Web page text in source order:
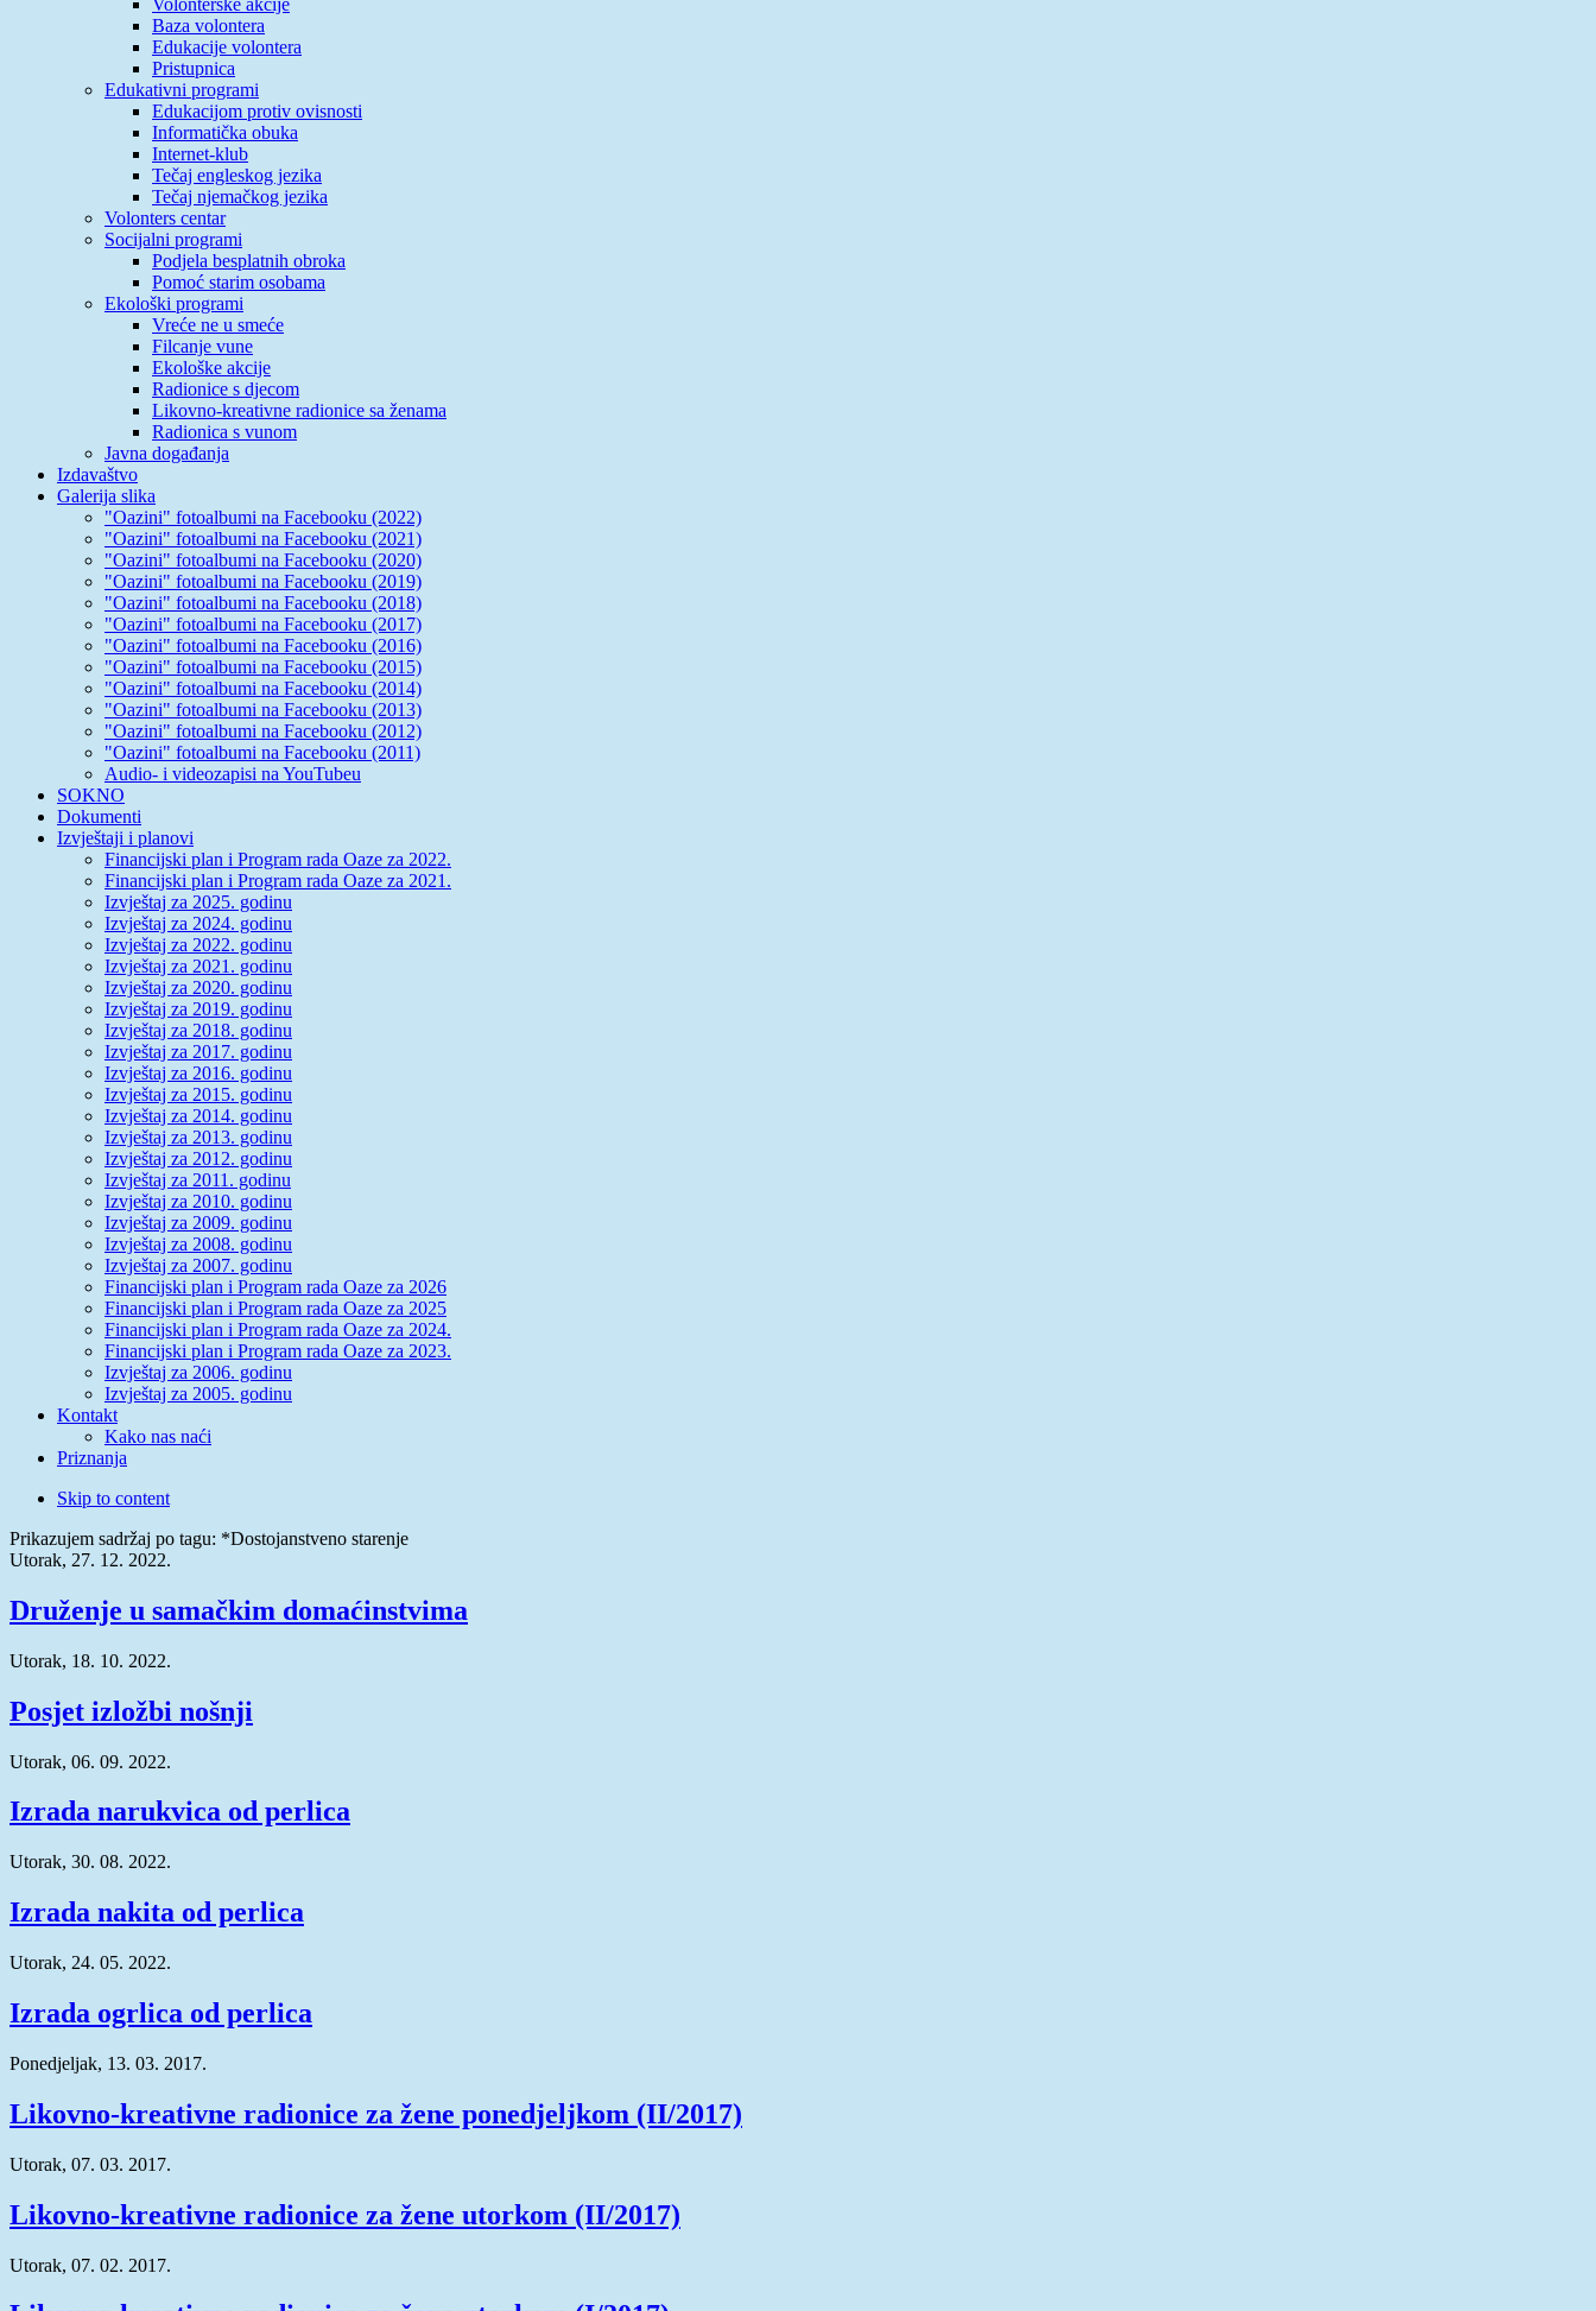
Baza volontera
Edukacije volontera
Pristupnica
Edukativni programi
Edukacijom protiv ovisnosti
Informatička obuka
Internet-klub
Tečaj engleskog jezika
Tečaj njemačkog jezika
Volonters centar
Socijalni programi
Podjela besplatnih obroka
Pomoć starim osobama
Ekološki programi
Vreće ne u smeće
Filcanje vune
Ekološke akcije
Radionice s djecom
Likovno-kreativne radionice sa ženama
Radionica s vunom
Javna događanja
Izdavaštvo
Galerija slika
"Oazini" fotoalbumi na Facebooku (2022)
"Oazini" fotoalbumi na Facebooku (2021)
"Oazini" fotoalbumi na Facebooku (2020)
"Oazini" fotoalbumi na Facebooku (2019)
"Oazini" fotoalbumi na Facebooku (2018)
"Oazini" fotoalbumi na Facebooku (2017)
"Oazini" fotoalbumi na Facebooku (2016)
"Oazini" fotoalbumi na Facebooku (2015)
"Oazini" fotoalbumi na Facebooku (2014)
"Oazini" fotoalbumi na Facebooku (2013)
"Oazini" fotoalbumi na Facebooku (2012)
"Oazini" fotoalbumi na Facebooku (2011)
Audio- i videozapisi na YouTubeu
SOKNO
Dokumenti
Izvještaji i planovi
Financijski plan i Program rada Oaze za 2022.
Financijski plan i Program rada Oaze za 2021.
Izvještaj za 2025. godinu
Izvještaj za 2024. godinu
Izvještaj za 2022. godinu
Izvještaj za 2021. godinu
Izvještaj za 2020. godinu
Izvještaj za 2019. godinu
Izvještaj za 2018. godinu
Izvještaj za 2017. godinu
Izvještaj za 2016. godinu
Izvještaj za 2015. godinu
Izvještaj za 2014. godinu
Izvještaj za 2013. godinu
Izvještaj za 2012. godinu
Izvještaj za 2011. godinu
Izvještaj za 2010. godinu
Izvještaj za 2009. godinu
Izvještaj za 2008. godinu
Izvještaj za 2007. godinu
Financijski plan i Program rada Oaze za 2026
Financijski plan i Program rada Oaze za 2025
Financijski plan i Program rada Oaze za 2024.
Financijski plan i Program rada Oaze za 2023.
Izvještaj za 2006. godinu
Izvještaj za 2005. godinu
Kontakt
Kako nas naći
Priznanja
Skip to content
Prikazujem sadržaj po tagu: *Dostojanstveno starenje
Utorak, 27. 12. 2022.
Druženje u samačkim domaćinstvima
Utorak, 18. 10. 2022.
Posjet izložbi nošnji
Utorak, 06. 09. 2022.
Izrada narukvica od perlica
Utorak, 30. 08. 2022.
Izrada nakita od perlica
Utorak, 24. 05. 2022.
Izrada ogrlica od perlica
Ponedjeljak, 13. 03. 2017.
Likovno-kreativne radionice za žene ponedjeljkom (II/2017)
Utorak, 07. 03. 2017.
Likovno-kreativne radionice za žene utorkom (II/2017)
Utorak, 07. 02. 2017.